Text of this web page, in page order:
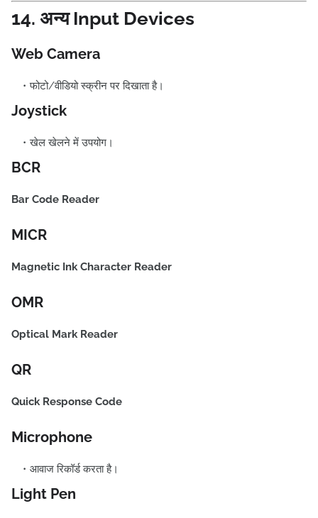
14. अन्य Input Devices
Web Camera
फोटो/वीडियो स्क्रीन पर दिखाता है।
Joystick
खेल खेलने में उपयोग।
BCR
Bar Code Reader
MICR
Magnetic Ink Character Reader
OMR
Optical Mark Reader
QR
Quick Response Code
Microphone
आवाज रिकॉर्ड करता है।
Light Pen